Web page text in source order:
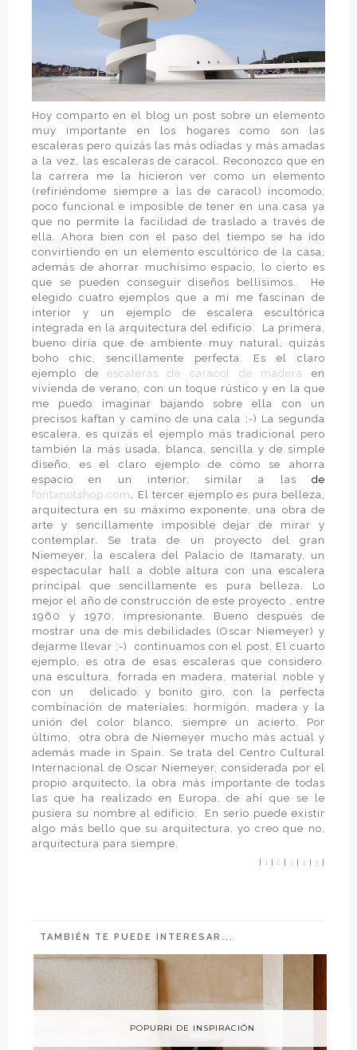
Hoy comparto en el blog un post sobre un elemento
muy importante en los hogares como son las
escaleras pero quizás las más odiadas y más amadas
a la vez, las escaleras de caracol. Reconozco que en
la carrera me la hicieron ver como un elemento
(refiriéndome siempre a las de caracol) incomodo,
poco funcional e imposible de tener en una casa ya
que no permite la facilidad de traslado a través de
ella. Ahora bien con el paso del tiempo se ha ido
convirtiendo en un elemento escultórico de la casa,
además de ahorrar muchísimo espacio, lo cierto es
que se pueden conseguir diseños bellísimos.
He
elegido cuatro ejemplos que a mi me fascinan de
interior y un ejemplo de escalera escultórica
integrada en la arquitectura del edificio.
La primera,
bueno diría que de ambiente muy natural, quizás
boho chic, sencillamente perfecta. Es el claro
ejemplo deescaleras de caracol de madera
en
vivienda de verano, con un toque rústico y en la que
me puedo imaginar bajando sobre ella con un
precisos kaftan y camino de una cala ;-) La segunda
escalera, es quizás el ejemplo más tradicional pero
también la más usada, blanca, sencilla y de simple
diseño, es el claro ejemplo de cómo se ahorra
espacio en un interior, similar a las de
fontanotshop.com
El tercer ejemplo es pura belleza,
arquitectura en su máximo exponente, una obra de
arte y sencillamente imposible dejar de mirar y
contemplar. Se trata de un proyecto del gran
Niemeyer, la escalera del Palacio de Itamaraty, un
espectacular hall a doble altura con una escalera
principal que sencillamente es pura belleza. Lo
mejor el año de construcción de este proyecto , entre
1960 y 1970, impresionante. Bueno después de
mostrar una de mis debilidades (Oscar Niemeyer) y
dejarme llevar ;-)
continuamos con el post. El cuarto
ejemplo, es otra de esas escaleras que considero
una escultura, forrada en madera, material noble y
con un
delicado y bonito giro, con la perfecta
combinación de materiales; hormigón, madera y la
unión del color blanco, siempre un acierto. Por
último,
otra obra de Niemeyer mucho más actual y
además made in Spain. Se trata del Centro Cultural
Internacional de Oscar Niemeyer, considerada por el
propio arquitecto, la obra más importante de todas
las que ha realizado en Europa, de ahí que se le
pusiera su nombre al edificio.
En serio puede existir
algo más bello que su arquitectura, yo creo que no,
arquitectura para siempre.
1 2 3 4 5
TAMBIÉN TE PUEDE INTERESAR...
POPURRI DE INSPIRACIÓN